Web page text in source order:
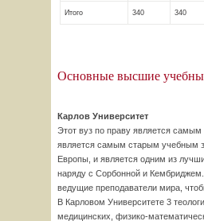
Итого 340 340
Основные высшие
Карлов Университет
Этот вуз по праву является
является самым старым учебным
Европы, и является одним из
наряду с Сорбонной и
ведущие преподаватели мира,
В Карловом Университете 3
медицинских, физико-